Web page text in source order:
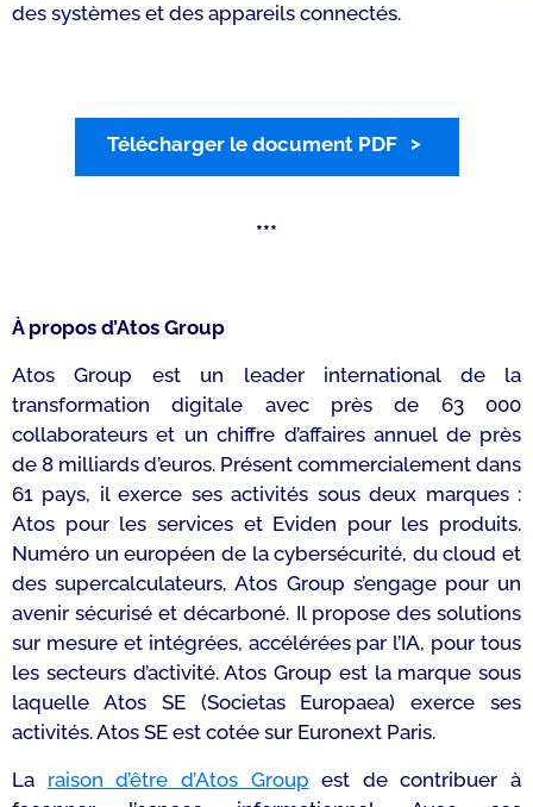
des systèmes et des appareils connectés.
Télécharger le document PDF
***
À propos d’Atos Group
Atos Group est un leader international de la
transformation digitale avec près de 63 000
collaborateurs et un chiffre d’affaires annuel de près
de 8 milliards d’euros. Présent commercialement dans
61 pays, il exerce ses activités sous deux marques :
Atos pour les services et Eviden pour les produits.
Numéro un européen de la cybersécurité, du cloud et
des supercalculateurs, Atos Group s’engage pour un
avenir sécurisé et décarboné. Il propose des solutions
sur mesure et intégrées, accélérées par l’IA, pour tous
les secteurs d’activité. Atos Group est la marque sous
laquelle Atos SE (Societas Europaea) exerce ses
activités. Atos SE est cotée sur Euronext Paris.
La raison d’être d’Atos Group est de contribuer à